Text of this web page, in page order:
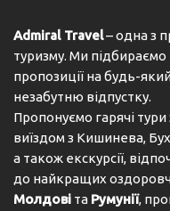
Admiral Travel– одна з
туризму. Ми підбираємо
пропозиції на будь-
незабутню відпустку.
Пропонуємо гарячі
виїздом з Кишинева,
а також екскурсії,
до найкращих
Молдові та Румунії,